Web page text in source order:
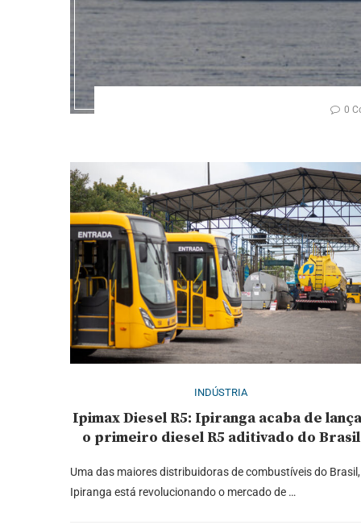
0
INDÚSTRIA
Ipimax Diesel R5: Ipiranga acaba de
o primeiro diesel R5 aditivado do Brasil
Uma das maiores distribuidoras de combustíveis do
Ipiranga está revolucionando o mercado de …